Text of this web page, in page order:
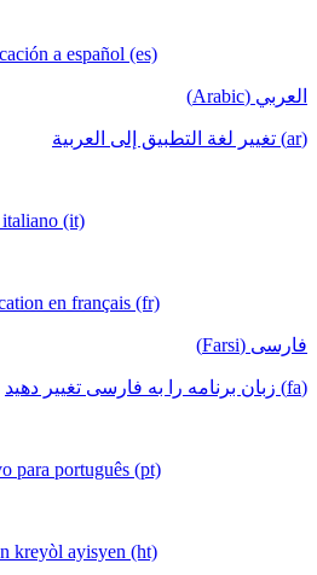
a español (es)
العربي (Arabic)
(ar) تغيير لغة التطبيق إلى العربية
(it)
en français (fr)
فارسی (Farsi)
(fa) زبان برنامه را به فارسی تغییر دهید
para português (pt)
kreyòl ayisyen (ht)